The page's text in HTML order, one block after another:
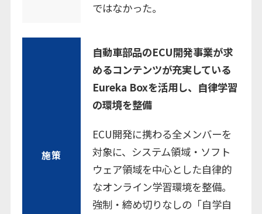
ではなかった。
施策
自動車部品のECU開発事業が求
めるコンテンツが充実している
Eureka Boxを活用し、自律学習
の環境を整備
ECU開発に携わる全メンバーを
対象に、システム領域・ソフト
ウェア領域を中心とした自律的
なオンライン学習環境を整備。
強制・締め切りなしの「自学自